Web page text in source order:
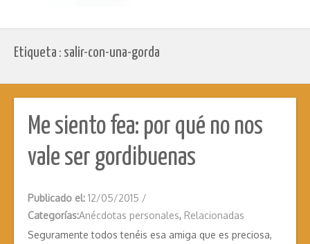
Etiqueta : salir-con-una-gorda
Me siento fea: por qué no nos
vale ser gordibuenas
Publicado el: 12/05/2015 /
Categorías:Anécdotas personales, Relacionadas
Seguramente todos tenéis esa amiga que es preciosa,